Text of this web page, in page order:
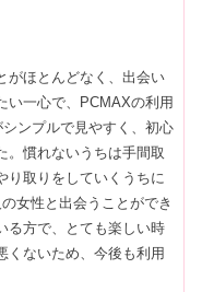
がほとんどなく、出会い
い一心で、PCMAXの利用
ンプルで見やすく、初心
。慣れないうちは手間取
り取りをしていくうちに
女性と出会うことができ
る方で、とても楽しい時
くないため、今後も利用